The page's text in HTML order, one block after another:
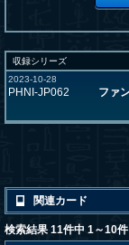
収録シリーズ
2023-10-28
PHNI-JP062 ファ
関連カード
検索結果 11件中 1～10